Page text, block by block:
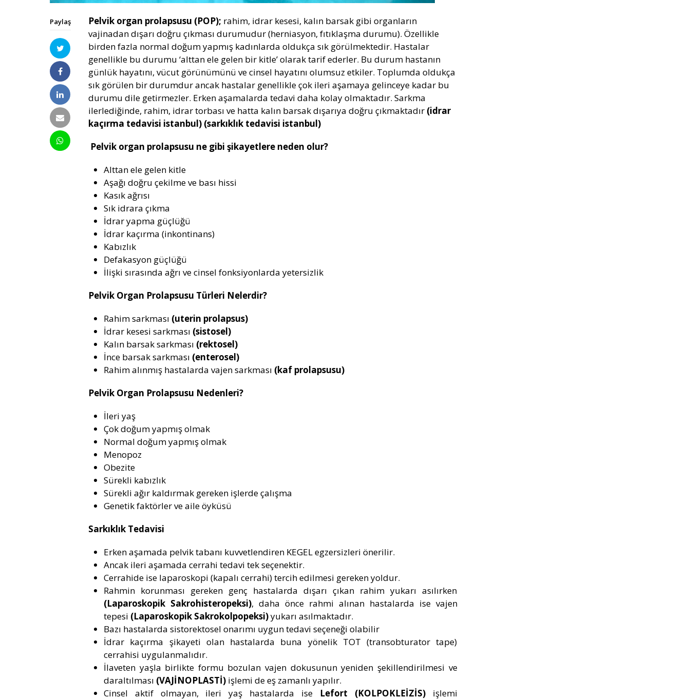
Paylaş Pelvik organ prolapsusu (POP); rahim, idrar kesesi, kalın barsak gibi organların
vajinadan dışarı doğru çıkması durumudur (herniasyon, fıtıklaşma durumu). Özellikle
birden fazla normal doğum yapmış kadınlarda oldukça sık görülmektedir. Hastalar
genellikle bu durumu ‘alttan ele gelen bir kitle’ olarak tarif ederler. Bu durum hastanın
günlük hayatını, vücut görünümünü ve cinsel hayatını olumsuz etkiler. Toplumda oldukça
sık görülen bir durumdur ancak hastalar genellikle çok ileri aşamaya gelinceye kadar bu
durumu dile getirmezler. Erken aşamalarda tedavi daha kolay olmaktadır. Sarkma
ilerlediğinde, rahim, idrar torbası ve hatta kalın barsak dışarıya doğru çıkmaktadır (idrar
kaçırma tedavisi istanbul) (sarkıklık tedavisi istanbul)
Pelvik organ prolapsusu ne gibi şikayetlere neden olur?
Alttan ele gelen kitle
Aşağı doğru çekilme ve bası hissi
Kasık ağrısı
Sık idrara çıkma
İdrar yapma güçlüğü
İdrar kaçırma (inkontinans)
Kabızlık
Defakasyon güçlüğü
İlişki sırasında ağrı ve cinsel fonksiyonlarda yetersizlik
Pelvik Organ Prolapsusu Türleri Nelerdir?
Rahim sarkması (uterin prolapsus)
İdrar kesesi sarkması (sistosel)
Kalın barsak sarkması (rektosel)
İnce barsak sarkması (enterosel)
Rahim alınmış hastalarda vajen sarkması (kaf prolapsusu)
Pelvik Organ Prolapsusu Nedenleri?
İleri yaş
Çok doğum yapmış olmak
Normal doğum yapmış olmak
Menopoz
Obezite
Sürekli kabızlık
Sürekli ağır kaldırmak gereken işlerde çalışma
Genetik faktörler ve aile öyküsü
Sarkıklık Tedavisi
Erken aşamada pelvik tabanı kuvvetlendiren KEGEL egzersizleri önerilir.
Ancak ileri aşamada cerrahi tedavi tek seçenektir.
Cerrahide ise laparoskopi (kapalı cerrahi) tercih edilmesi gereken yoldur.
Rahmin korunması gereken genç hastalarda dışarı çıkan rahim yukarı asılırken
(Laparoskopik Sakrohisteropeksi), daha önce rahmi alınan hastalarda ise vajen
tepesi (Laparoskopik Sakrokolpopeksi)yukarı asılmaktadır.
Bazı hastalarda sistorektosel onarımı uygun tedavi seçeneği olabilir
İdrar kaçırma şikayeti olan hastalarda buna yönelik TOT (transobturator tape)
cerrahisi uygulanmalıdır.
İlaveten yaşla birlikte formu bozulan vajen dokusunun yeniden şekillendirilmesi ve
daraltılması (VAJİNOPLASTİ) işlemi de eş zamanlı yapılır.
Cinsel aktif olmayan, ileri yaş hastalarda ise Lefort (KOLPOKLEİZİS)işlemi